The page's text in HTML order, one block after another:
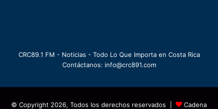
CRC89.1 FM - Noticias - Todo Lo Que Importa en Costa Rica
Contáctanos: info@crc891.com
© Copyright 2026, Todos los derechos reservados |
Cadena